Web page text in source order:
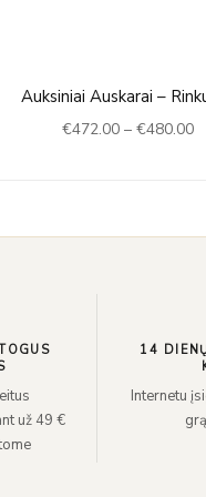
Auksiniai Auskarai –
€472.00 – €480.00
už 49 €
14
Internetu